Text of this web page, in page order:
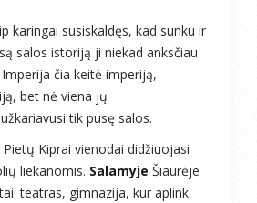
karingai susiskaldęs, kad sunku ir
salos istoriją ji niekad anksčiau
čia keitė imperiją,
bet nė viena jų
tik pusę salos.
Kiprai vienodai didžiuojasi
liekanomis. Salamyje Šiaurėje
teatras, gimnazija, kur aplink